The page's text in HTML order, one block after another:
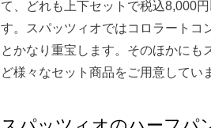
て、どれも上下セットで税込8,000
す。スパッツィオではコロラートコ
とかなり重宝します。そのほかにも
ど様々なセット商品をご用意してい